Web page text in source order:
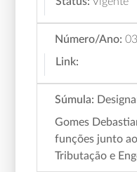
Número/Ano:
Link:
Súmula:
Gomes
funções junto
Tributação e